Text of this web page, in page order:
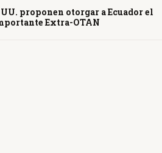
UU. proponen otorgar a Ecuador el
Extra-OTAN